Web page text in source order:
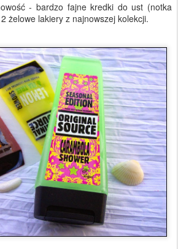
- bardzo fajne kredki do ust (notka
żelowe lakiery z najnowszej kolekcji.